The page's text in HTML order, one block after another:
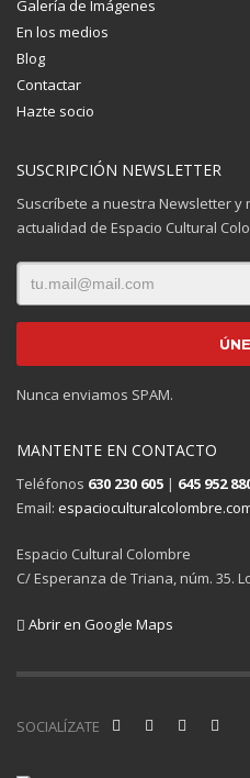
Galería de Imágenes
En los medios
Blog
Contactar
Hazte socio
SUSCRIPCIÓN NEWSLETTER
Suscríbete a nuestra Newsletter
actualidad de Espacio Cultural
Nunca enviamos SPAM.
MANTENTE EN CONTACTO
Teléfonos 630 230 605 | 645 952
Email:
Espacio Cultural Colombre
C/ Esperanza de Triana, núm. 35.
Abrir en Google Maps
SOCIALÍZATE